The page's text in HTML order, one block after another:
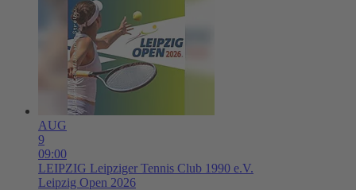
AUG
9
09:00
LEIPZIG Leipziger Tennis Club 1990 e.V.
Leipzig Open 2026